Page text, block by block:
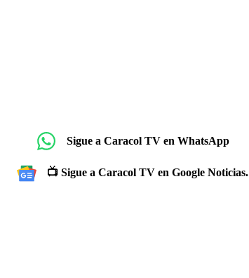
Sigue a Caracol TV en WhatsApp
📺 Sigue a Caracol TV en Google Noticias.